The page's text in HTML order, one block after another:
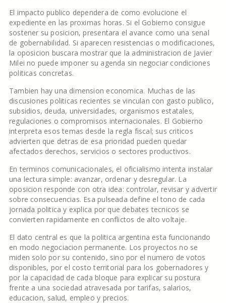
El impacto publico dependera de como evolucione el
expediente en las proximas horas. Si el Gobierno consigue
sostener su posicion, presentara el avance como una senal
de gobernabilidad. Si aparecen resistencias o modificaciones,
la oposicion buscara mostrar que la administracion de Javier
Milei no puede imponer su agenda sin negociar condiciones
politicas concretas.
Tambien hay una dimension economica. Muchas de las
discusiones politicas recientes se vinculan con gasto publico,
subsidios, deuda, universidades, organismos estatales,
regulaciones o compromisos internacionales. El Gobierno
interpreta esos temas desde la regla fiscal; sus criticos
advierten que detras de esa prioridad pueden quedar
afectados derechos, servicios o sectores productivos.
En terminos comunicacionales, el oficialismo intenta instalar
una lectura simple: avanzar, ordenar y desregular. La
oposicion responde con otra idea: controlar, revisar y advertir
sobre consecuencias. Esa pulseada define el tono de cada
jornada politica y explica por que debates tecnicos se
convierten rapidamente en conflictos de alto voltaje.
El dato central es que la politica argentina esta funcionando
en modo negociacion permanente. Los proyectos no se
miden solo por su contenido, sino por el numero de votos
disponibles, por el costo territorial para los gobernadores y
por la capacidad de cada bloque para explicar su postura
frente a una sociedad atravesada por tarifas, salarios,
educacion, salud, empleo y precios.